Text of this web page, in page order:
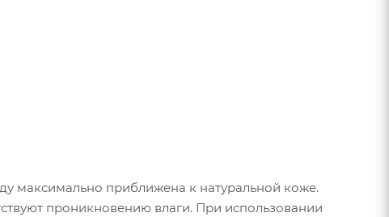
максимально приближена к натуральной коже.
проникновению влаги. При использовании